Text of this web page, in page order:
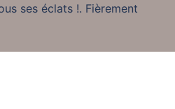
ses éclats !. Fièrement